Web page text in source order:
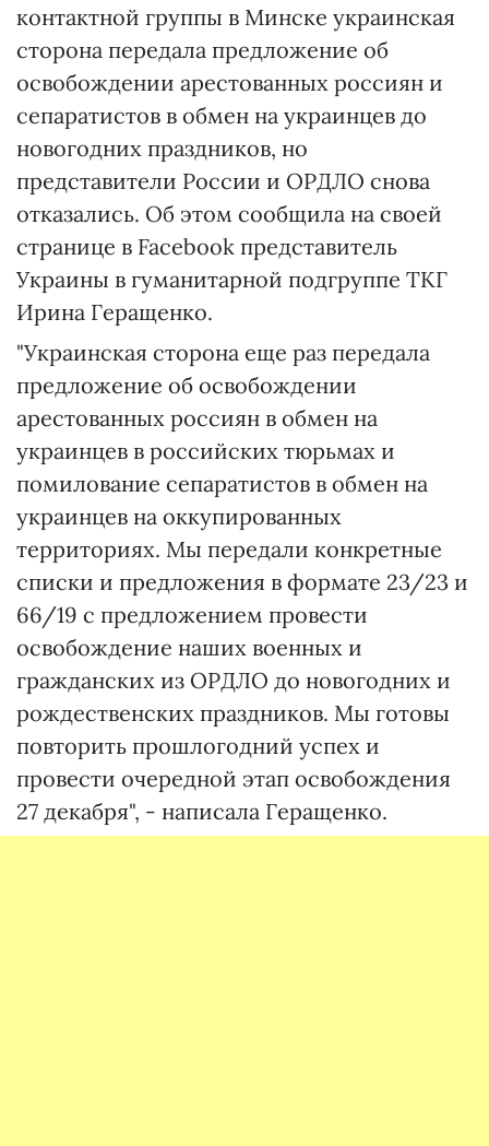
контактной группы в Минске украинская
сторона передала предложение об
освобождении арестованных россиян и
сепаратистов в обмен на украинцев до
новогодних праздников, но
представители России и ОРДЛО снова
отказались. Об этом сообщила на своей
странице в Facebook представитель
Украины в гуманитарной подгруппе ТКГ
Ирина Геращенко.
"Украинская сторона еще раз передала
предложение об освобождении
арестованных россиян в обмен на
украинцев в российских тюрьмах и
помилование сепаратистов в обмен на
украинцев на оккупированных
территориях. Мы передали конкретные
списки и предложения в формате 23/23 и
66/19 с предложением провести
освобождение наших военных и
гражданских из ОРДЛО до новогодних и
рождественских праздников. Мы готовы
повторить прошлогодний успех и
провести очередной этап освобождения
27 декабря", - написала Геращенко.